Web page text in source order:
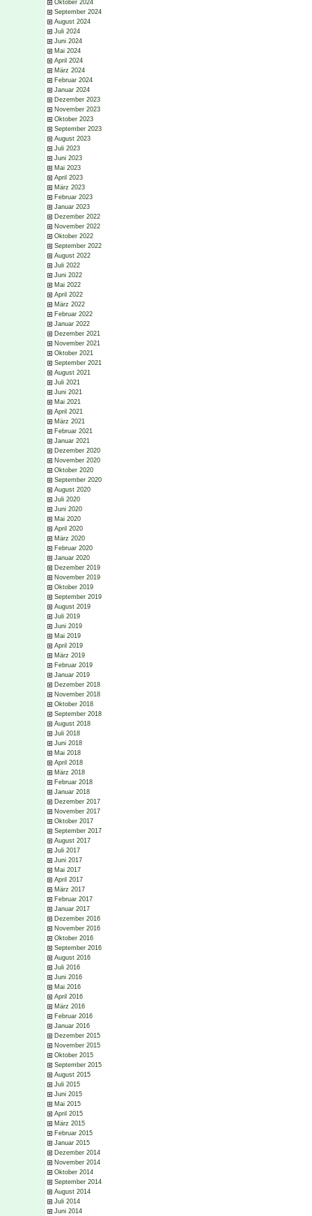
Oktober 2024
September 2024
August 2024
Juli 2024
Juni 2024
Mai 2024
April 2024
März 2024
Februar 2024
Januar 2024
Dezember 2023
November 2023
Oktober 2023
September 2023
August 2023
Juli 2023
Juni 2023
Mai 2023
April 2023
März 2023
Februar 2023
Januar 2023
Dezember 2022
November 2022
Oktober 2022
September 2022
August 2022
Juli 2022
Juni 2022
Mai 2022
April 2022
März 2022
Februar 2022
Januar 2022
Dezember 2021
November 2021
Oktober 2021
September 2021
August 2021
Juli 2021
Juni 2021
Mai 2021
April 2021
März 2021
Februar 2021
Januar 2021
Dezember 2020
November 2020
Oktober 2020
September 2020
August 2020
Juli 2020
Juni 2020
Mai 2020
April 2020
März 2020
Februar 2020
Januar 2020
Dezember 2019
November 2019
Oktober 2019
September 2019
August 2019
Juli 2019
Juni 2019
Mai 2019
April 2019
März 2019
Februar 2019
Januar 2019
Dezember 2018
November 2018
Oktober 2018
September 2018
August 2018
Juli 2018
Juni 2018
Mai 2018
April 2018
März 2018
Februar 2018
Januar 2018
Dezember 2017
November 2017
Oktober 2017
September 2017
August 2017
Juli 2017
Juni 2017
Mai 2017
April 2017
März 2017
Februar 2017
Januar 2017
Dezember 2016
November 2016
Oktober 2016
September 2016
August 2016
Juli 2016
Juni 2016
Mai 2016
April 2016
März 2016
Februar 2016
Januar 2016
Dezember 2015
November 2015
Oktober 2015
September 2015
August 2015
Juli 2015
Juni 2015
Mai 2015
April 2015
März 2015
Februar 2015
Januar 2015
Dezember 2014
November 2014
Oktober 2014
September 2014
August 2014
Juli 2014
Juni 2014